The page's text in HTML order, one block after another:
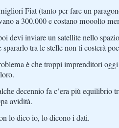
Fiat (tanto per fare un
a 300.000 e costano mooolto
devi inviare un satellite nello
tra le stelle non ti costerà
è che troppi imprenditori
decennio fa c’era più equilibrio
avidità.
lo dico io, lo dicono i dati.